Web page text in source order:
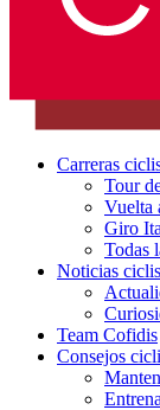
Carreras
Tour
Vuelta
Giro
Todas
Noticias
Team Cofidis
Consejos